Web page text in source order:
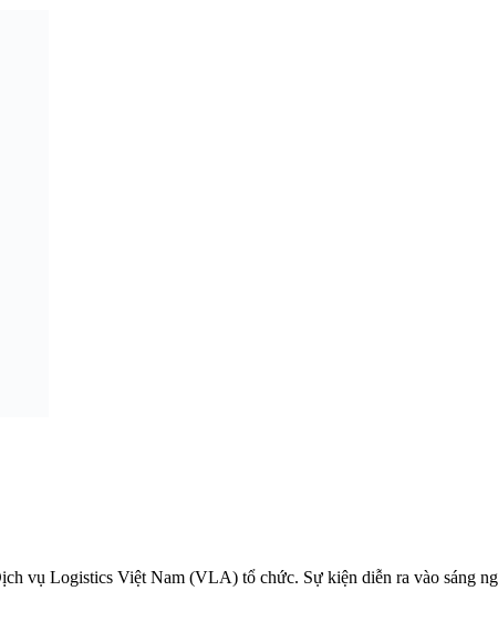
vụ Logistics Việt Nam (VLA) tổ chức. Sự kiện diễn ra vào sáng